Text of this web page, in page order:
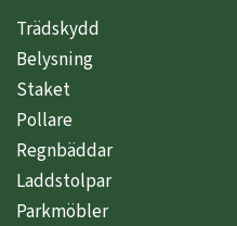
Trädskydd
Belysning
Staket
Pollare
Regnbäddar
Laddstolpar
Parkmöbler